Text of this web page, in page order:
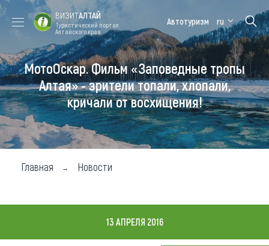
Форум VISIT
ALTAI
Цветение
маральника
Медицинский
форум
Алтайская
зимовка
Туры
Где побывать
Чем заняться
Карта
ВИЗИТАЛТАЙ
Туристический портал
Алтайского края
Автотуризм ru
МотоОскар. Фильм «Заповедные тропы
Алтая» - зрители топали, хлопали,
кричали от восхищения!
Главная Новости
13 АПРЕЛЯ 2016